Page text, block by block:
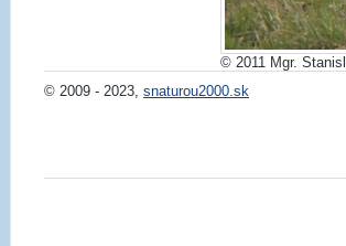
© 2011 Mgr.
© 2009 - 2023, snaturou2000.sk